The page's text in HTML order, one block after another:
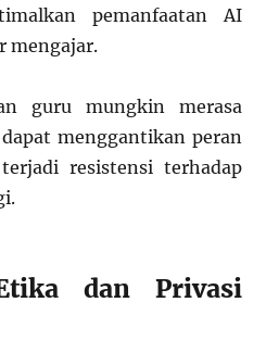
pemanfaatan AI
mengajar.
guru mungkin merasa
menggantikan peran
resistensi terhadap
dan Privasi